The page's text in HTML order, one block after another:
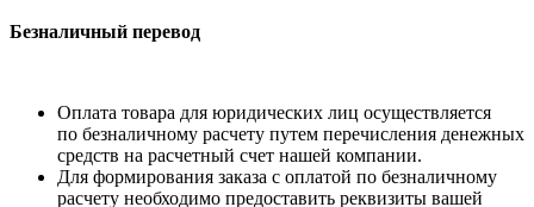
Безналичный перевод
Оплата товара для юридических лиц осуществляется
по безналичному расчету путем перечисления денежных
средств на расчетный счет нашей компании.
Для формирования заказа с оплатой по безналичному
расчету необходимо предоставить реквизиты вашей